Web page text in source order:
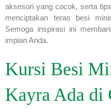
aksesori yang cocok, serta
menciptakan teras besi
Semoga inspirasi ini
impian Anda.
Kursi Besi
Kayra Ada di